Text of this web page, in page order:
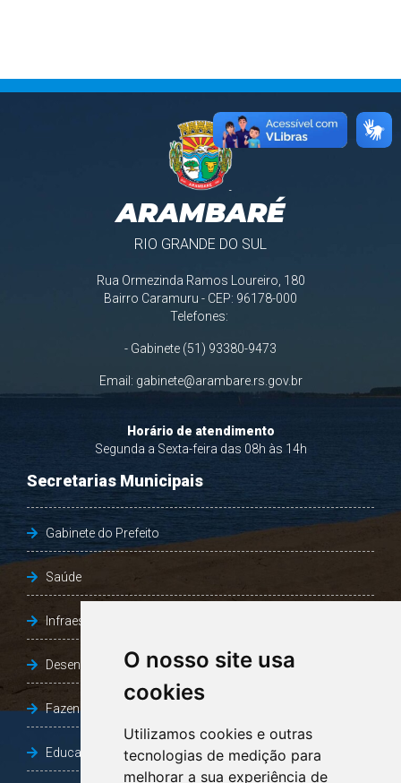
O nosso site usa
cookies
Utilizamos cookies e outras
tecnologias de medição para
melhorar a sua experiência de
ARAMBARÉ
RIO GRANDE DO SUL
Rua Ormezinda Ramos Loureiro, 180
Bairro Caramuru - CEP: 96178-000
Telefones:
- Gabinete (51) 93380-9473
Email: gabinete@arambare.rs.gov.br
Horário de atendimento
Segunda a Sexta-feira das 08h às 14h
Secretarias Municipais
Gabinete do Prefeito
Saúde
Infraestrutura, Agricultura e Meio Ambiente
Desenvolvimento Social
Fazenda e Desenvolvimento Econômico
Educação